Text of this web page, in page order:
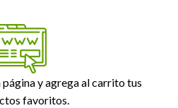
y agrega al carrito tus
favoritos.